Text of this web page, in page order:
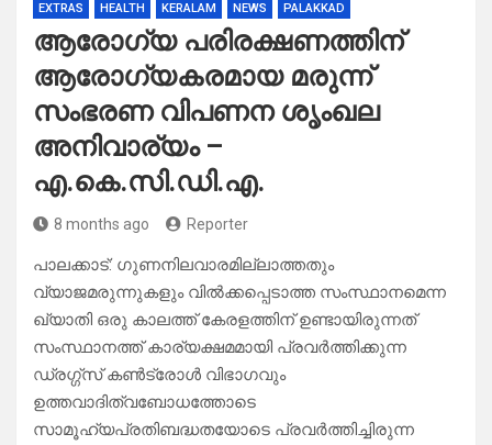
EXTRAS HEALTH KERALAM NEWS PALAKKAD
ആരോഗ്യ പരിരക്ഷണത്തിന്
ആരോഗ്യകരമായ മരുന്ന്
സംഭരണ വിപണന ശൃംഖല
അനിവാര്യം –
എ.കെ.സി.ഡി.എ.
8 months ago Reporter
പാലക്കാട്: ഗുണനിലവാരമില്ലാത്തതും
വ്യാജമരുന്നുകളും വില്‍ക്കപ്പെടാത്ത സംസ്ഥാനമെന്ന
ഖ്യാതി ഒരു കാലത്ത് കേരളത്തിന് ഉണ്ടായിരുന്നത്
സംസ്ഥാനത്ത് കാര്യക്ഷമമായി പ്രവര്‍ത്തിക്കുന്ന
ഡ്രഗ്ഗ്‌സ് കണ്‍ട്രോള്‍ വിഭാഗവും
ഉത്തവാദിത്വബോധത്തോടെ
സാമൂഹ്യപ്രതിബദ്ധതയോടെ പ്രവര്‍ത്തിച്ചിരുന്ന